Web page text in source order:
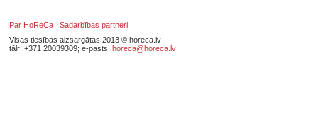
Par HoReCa
Sadarbības partneri
Visas tiesības aizsargātas 2013 © horeca.lv
tālr: +371 20039309; e-pasts: horeca@horeca.lv